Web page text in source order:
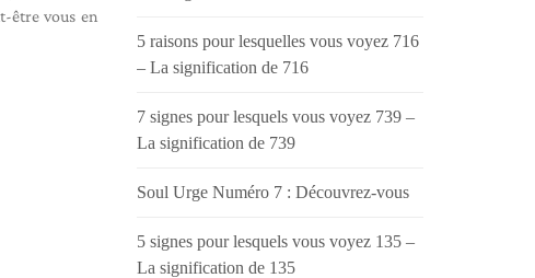
être vous en
5 raisons pour lesquelles vous voyez 716
– La signification de 716
7 signes pour lesquels vous voyez 739 –
La signification de 739
Soul Urge Numéro 7 : Découvrez-vous
5 signes pour lesquels vous voyez 135 –
La signification de 135